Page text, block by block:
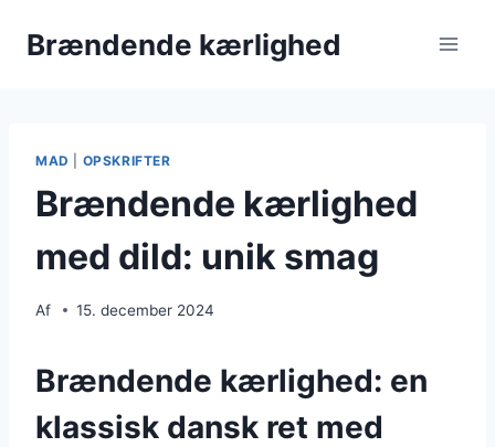
Brændende kærlighed
MAD OPSKRIFTER
Brændende kærlighed
med dild: unik smag
Af 15. december 2024
Brændende kærlighed: en
klassisk dansk ret med